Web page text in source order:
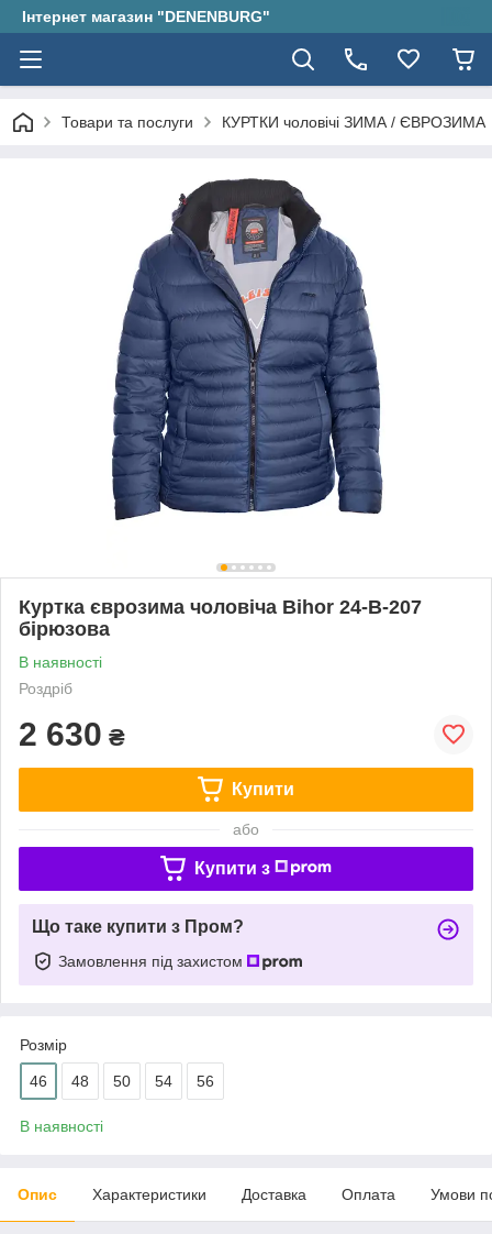
Інтернет магазин "DENENBURG"
Товари та послуги КУРТКИ чоловічі ЗИМА / ЄВРОЗИМА
Куртка єврозима чоловіча Bihor 24-B-207
бірюзова
В наявності
Роздріб
2 630 ₴
Купити
або
Купити з
Що таке купити з Пром?
Замовлення під захистом
Розмір
46 48 50 54 56
В наявності
Опис Характеристики Доставка Оплата Умови